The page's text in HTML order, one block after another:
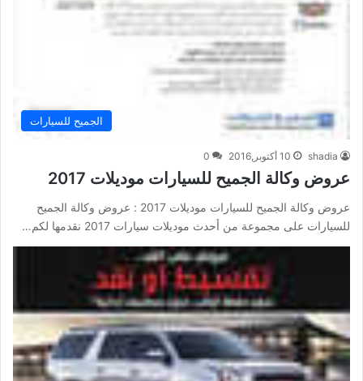
الجميح للسيارات
shadia 10 أكتوبر,2016 0
عروض وكالة الجميح للسيارات موديلات 2017
عروض وكالة الجميح للسيارات موديلات 2017 : عروض وكالة الجميح
للسيارات على مجموعة من أحدث موديلات سيارات 2017 نقدمها لكم…